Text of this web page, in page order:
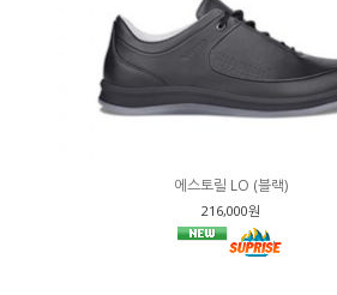
에스토릴 LO (블랙)
216,000원